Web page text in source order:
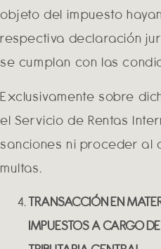
objeto del impuesto
respectiva declaración
se cumplan con las
Exclusivamente sobre
el Servicio de Rentas
sanciones ni proceder al
multas.
TRANSACCIÓN EN
IMPUESTOS A CARGO